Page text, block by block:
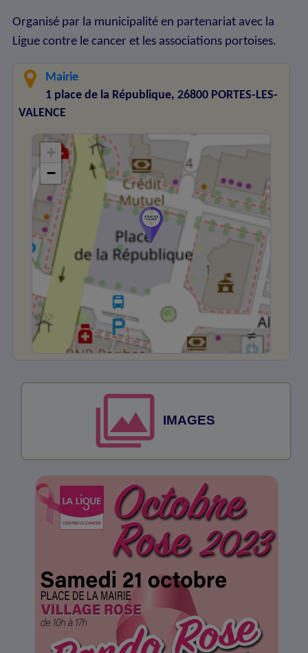
Organisé par la municipalité en partenariat avec la
Ligue contre le cancer et les associations portoises.
Mairie
1 place de la République, 26800 PORTES-LES-
VALENCE
+
−
IMAGES